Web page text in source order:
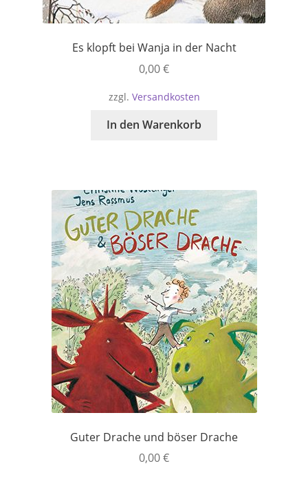
Es klopft bei Wanja in der Nacht
0,00€
zzgl. Versandkosten
In den Warenkorb
Guter Drache und böser Drache
0,00€